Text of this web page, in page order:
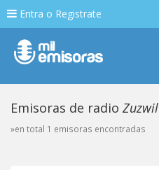
Entra o Registrate
Emisoras de radio Zuzwil
»en total 1 emisoras encontradas